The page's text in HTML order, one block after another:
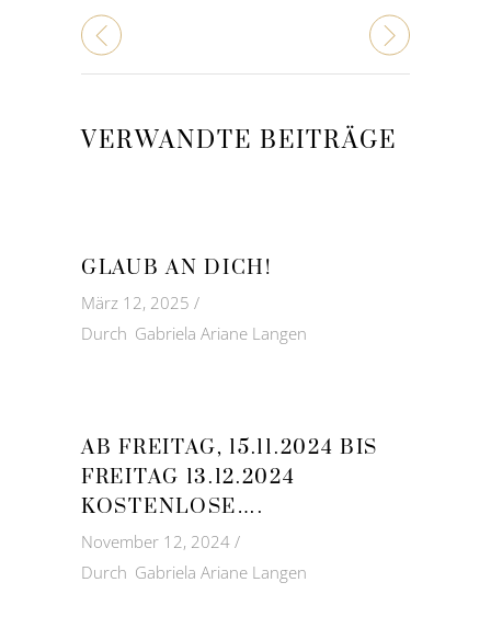
VERWANDTE BEITRÄGE
GLAUB AN DICH!
März 12, 2025
Durch Gabriela Ariane Langen
AB FREITAG, 15.11.2024 BIS
FREITAG 13.12.2024
KOSTENLOSE….
November 12, 2024
Durch Gabriela Ariane Langen